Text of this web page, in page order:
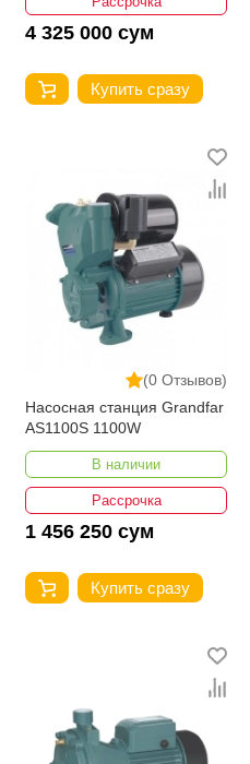
4 325 000 сум
Купить сразу
(0 Отзывов)
Насосная станция Grandfar
AS1100S 1100W
В наличии
Рассрочка
1 456 250 сум
Купить сразу